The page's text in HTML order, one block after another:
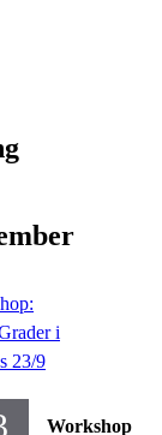
i
23/9
Workshop